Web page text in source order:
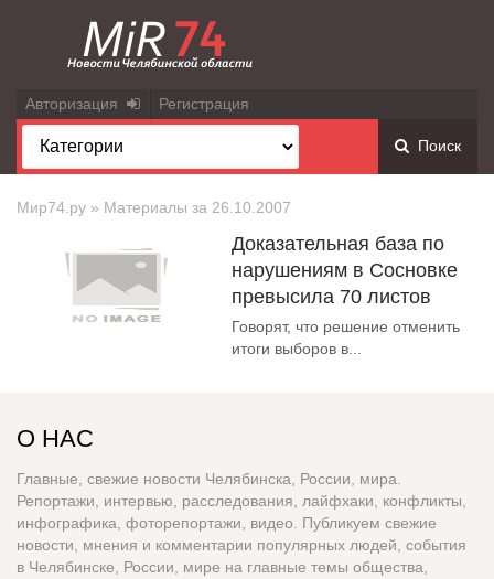
Авторизация Регистрация
Поиск
Мир74.ру » Материалы за 26.10.2007
Доказательная база по
нарушениям в Сосновке
превысила 70 листов
Говорят, что решение отменить
итоги выборов в...
О НАС
Главные, свежие новости Челябинска, России, мира.
Репортажи, интервью, расследования, лайфхаки, конфликты,
инфографика, фоторепортажи, видео. Публикуем свежие
новости, мнения и комментарии популярных людей, события
в Челябинске, России, мире на главные темы общества,